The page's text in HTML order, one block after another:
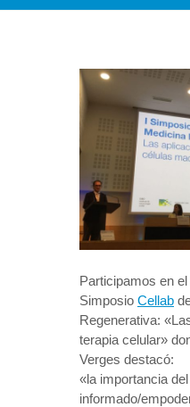
Participamos en el
Simposio Cellab
Regenerativa:
terapia celular»
Verges destacó:
«la importancia
informado/